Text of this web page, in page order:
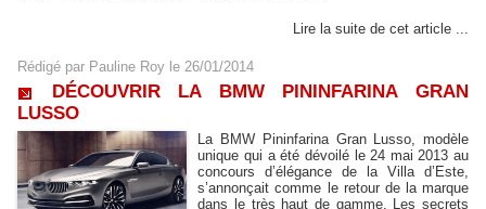
Lire la suite de cet article ...
Rédigé par Pauline Roy le 26/01/2014
DÉCOUVRIR LA BMW PININFARINA GRAN
LUSSO
La BMW Pininfarina Gran Lusso, modèle
unique qui a été dévoilé le 24 mai 2013 au
concours d’élégance de la Villa d’Este,
s’annonçait comme le retour de la marque
dans le très haut de gamme. Les secrets